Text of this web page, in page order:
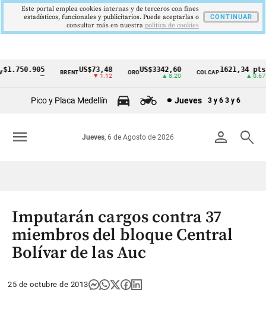
Cintillo
Colombia
BRENTUS$73,48
▼ 1.12
OROUS$3342,60
▲ 8.20
COLCAP1621,34 pts
▲ 0.67
Pico y Placa Medellín Jueves 3 y 6 3 y 6
person search
Jueves, 6 de Agosto de 2026
menu
Imputarán cargos contra 37
miembros del bloque Central
Bolívar de las Auc
25 de octubre de 2013
Este portal emplea cookies internas y de terceros con fines
estadísticos, funcionales y publicitarios. Puede aceptarlas o
consultar más en nuestra politica de cookies
CONTINUAR